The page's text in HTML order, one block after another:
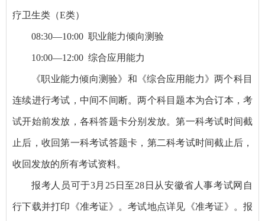
疗卫生类（E类）
08:30—10:00 职业能力倾向测验
10:00—12:00 综合应用能力
《职业能力倾向测验》和《综合应用能力》两个科目
连续进行考试，中间不间断。两个科目题本为合订本，考
试开始前发放，各科答题卡分别发放。第一科考试时间截
止后，收回第一科考试答题卡，第二科考试时间截止后，
收回发放的所有考试资料。
报考人员可于3月25日至28日从安徽省人事考试网自
行下载并打印《准考证》。考试地点详见《准考证》。报